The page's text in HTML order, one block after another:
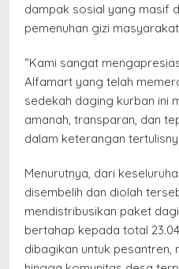
dampak sosial yang masif
pemenuhan gizi
“Kami sangat
Alfamart yang telah
sedekah daging kurban ini
amanah, transparan, dan
dalam keterangan
Menurutnya, dari
disembelih dan diolah
mendistribusikan paket
bertahap kepada total
dibagikan untuk pesantren,